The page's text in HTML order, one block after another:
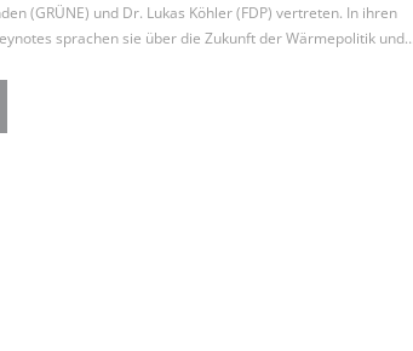
(GRÜNE) und Dr. Lukas Köhler (FDP) vertreten. In ihren
sprachen sie über die Zukunft der Wärmepolitik